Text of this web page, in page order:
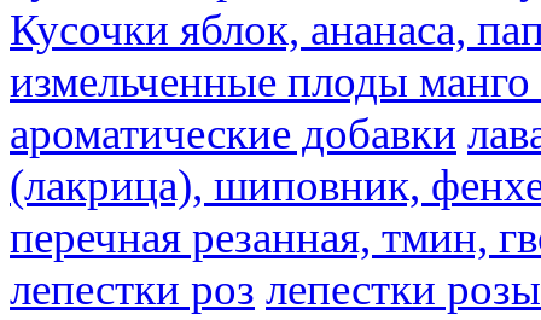
Кусочки яблок, ананаса,
измельченные плоды
ароматические добавки
(лакрица), шиповник,
перечная резанная, тмин,
лепестки роз лепестки розы